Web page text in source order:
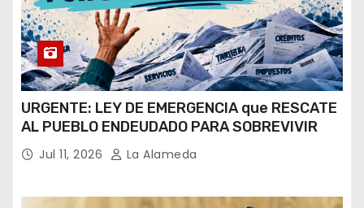
URGENTE: LEY DE EMERGENCIA que RESCATE
AL PUEBLO ENDEUDADO PARA SOBREVIVIR
Jul 11, 2026 La Alameda